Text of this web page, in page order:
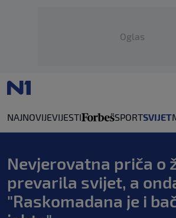
Oglas
NAJNOVIJEVIJESTI SPORTSVIJET
Nevjerovatna priča o
prevarila svijet, a
"Raskomadana je i